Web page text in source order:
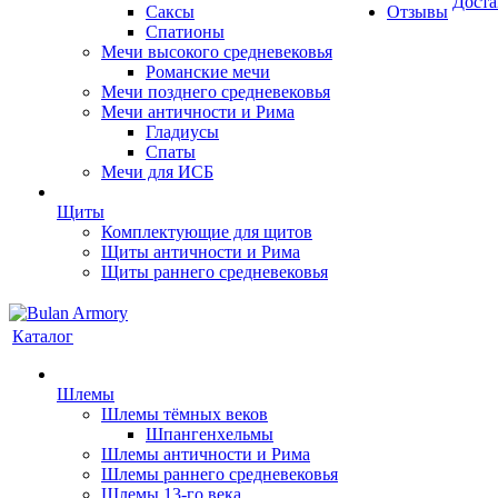
Саксы
Спатионы
Мечи высокого средневековья
Романские мечи
Мечи позднего средневековья
Мечи античности и Рима
Гладиусы
Спаты
Мечи для ИСБ
Щиты
Комплектующие для щитов
Щиты античности и Рима
Щиты раннего средневековья
Отзывы
Каталог
Шлемы
Шлемы тёмных веков
Шпангенхельмы
Шлемы античности и Рима
Шлемы раннего средневековья
Шлемы 13-го века